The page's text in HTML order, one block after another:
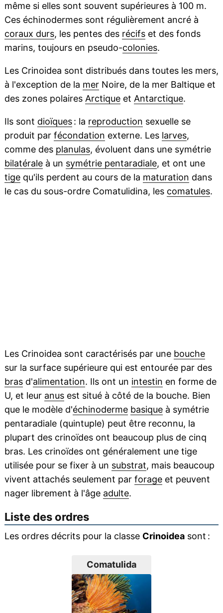
même si elles sont souvent supérieures à 100 m.
Ces échinodermes sont régulièrement ancré à
coraux durs, les pentes des récifset des fonds
marins, toujours en pseudo-colonies.
Les Crinoidea sont distribués dans toutes les mers,
à l'exception de la merNoire, de la mer Baltique et
des zones polaires Arctiqueet Antarctique.
Ils sont dioïques: la reproduction sexuelle se
produit par fécondation externe. Les larves,
comme des planulas, évoluent dans une symétrie
bilatéraleà un symétrie pentaradiale, et ont une
tigequ'ils perdent au cours de la maturation dans
le cas du sous-ordre Comatulidina, les comatules.
Les Crinoidea sont caractérisés par une bouche
sur la surface supérieure qui est entourée par des
brasd'alimentation. Ils ont un intestin en forme de
U, et leur anusest situé à côté de la bouche. Bien
que le modèle d'échinoderme basiqueà symétrie
pentaradiale (quintuple) peut être reconnu, la
plupart des crinoïdes ont beaucoup plus de cinq
bras. Les crinoïdes ont généralement une tige
utilisée pour se fixer à un substrat, mais beaucoup
vivent attachés seulement par forageet peuvent
nager librement à l'âge adulte.
Liste des ordres
Les ordres décrits pour la classe Crinoideasont :
Comatulida